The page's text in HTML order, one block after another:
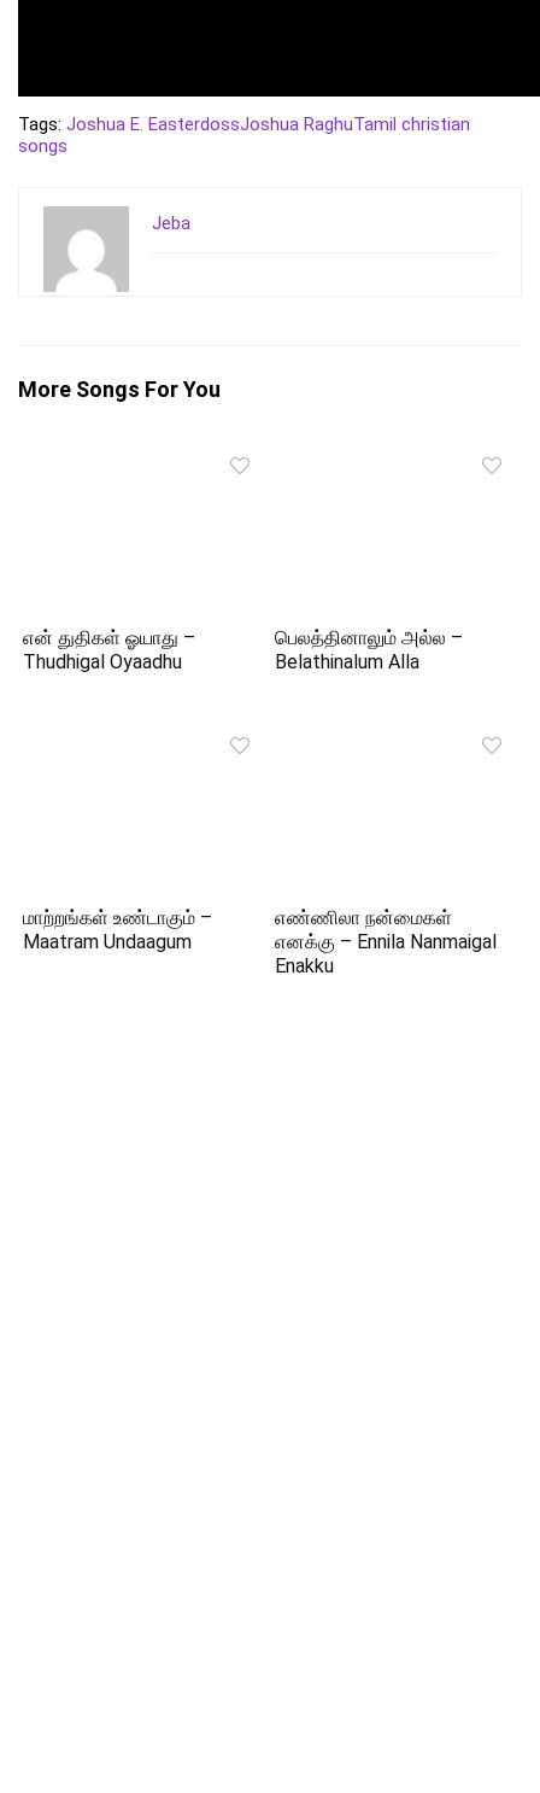
Tags: Joshua E. EasterdossJoshua RaghuTamil christian
songs
Jeba
More Songs For You
என் துதிகள் ஓயாது –
Thudhigal Oyaadhu
பெலத்தினாலும் அல்ல –
Belathinalum Alla
மாற்றங்கள் உண்டாகும் –
Maatram Undaagum
எண்ணிலா நன்மைகள்
எனக்கு – Ennila Nanmaigal
Enakku